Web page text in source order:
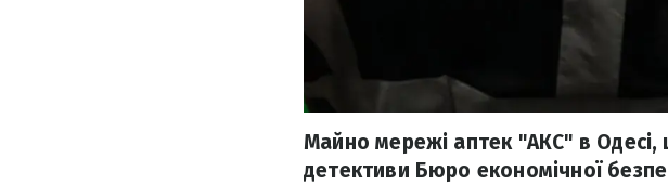
Майно мережі аптек "АКС" в
детективи Бюро економічної